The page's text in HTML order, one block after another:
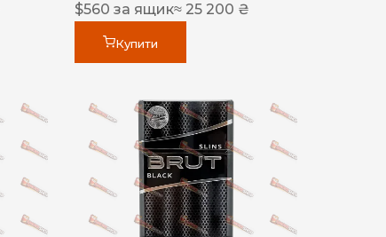
$560 за ящик≈ 25 200 ₴
Купити